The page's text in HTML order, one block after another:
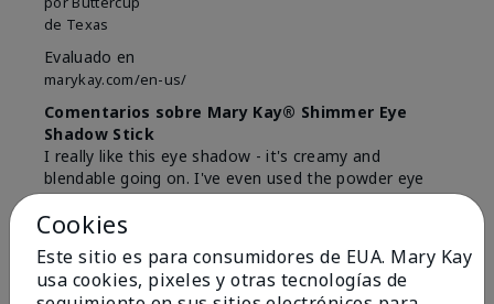
de Texas
Evaluado en
marykay.com/en-us/
Comentarios sobre Mary Kay® Shimmer Eye
Shadow Stick
I really like this eye shadow - it's creamy and
blendable going on. I've even used the powder eye
colors on top. It literally stays on all day.
Mostrar Traducción
ConclusiónSí, recomendaría a un amigo
Cookies
Este sitio es para consumidores de EUA. Mary Kay
usa cookies, pixeles y otras tecnologías de